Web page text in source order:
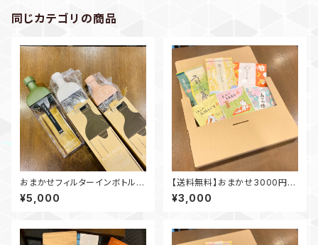
同じカテゴリの商品
おまかせフィルターインボトル
カーク セット
¥5,000
【送料無料】おまかせ3000円セ
ット
¥3,000